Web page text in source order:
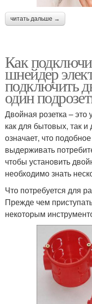
читать дальше →
Как
шнейдер
подключить
один
Двойная розетка –
как для бытовых, так
означает, что
выдерживать
чтобы установить
необходимо знать
Что потребуется для
Прежде чем
некоторым